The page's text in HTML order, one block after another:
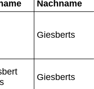
Nachname
Giesberts
Giesberts